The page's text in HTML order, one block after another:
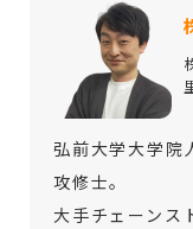
弘前大学大学院
攻修士。
大手チェーンス